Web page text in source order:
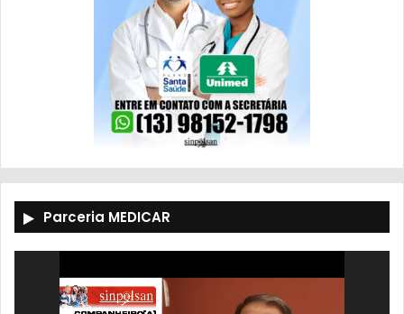
Parceria MEDICAR